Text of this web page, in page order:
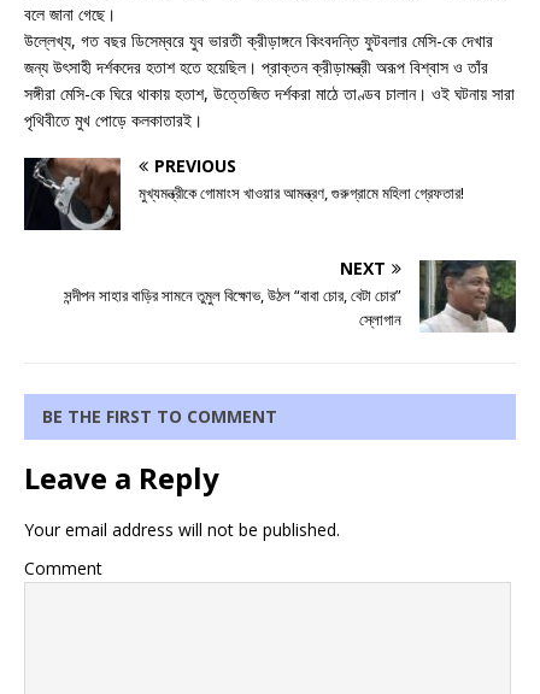
বলে জানা গেছে।
উল্লেখ্য, গত বছর ডিসেম্বরে যুব ভারতী ক্রীড়াঙ্গনে কিংবদন্তি ফুটবলার মেসি-কে দেখার
জন্য উৎসাহী দর্শকদের হতাশ হতে হয়েছিল। প্রাক্তন ক্রীড়ামন্ত্রী অরূপ বিশ্বাস ও তাঁর
সঙ্গীরা মেসি-কে ঘিরে থাকায় হতাশ, উত্তেজিত দর্শকরা মাঠে তাণ্ডব চালান। ওই ঘটনায় সারা
পৃথিবীতে মুখ পোড়ে কলকাতারই।
PREVIOUS
মুখ্যমন্ত্রীকে গোমাংস খাওয়ার আমন্ত্রণ, গুরুগ্রামে মহিলা গ্রেফতার!
NEXT
সন্দীপন সাহার বাড়ির সামনে তুমুল বিক্ষোভ, উঠল “বাবা চোর, বেটা চোর”
স্লোগান
BE THE FIRST TO COMMENT
Leave a Reply
Your email address will not be published.
Comment